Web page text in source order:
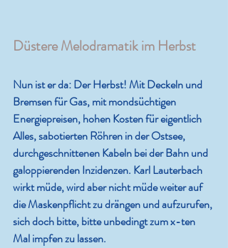
Düstere Melodramatik im Herbst
Nun ist er da: Der Herbst! Mit Deckeln und
Bremsen für Gas, mit mondsüchtigen
Energiepreisen, hohen Kosten für eigentlich
Alles, sabotierten Röhren in der Ostsee,
durchgeschnittenen Kabeln bei der Bahn und
galoppierenden Inzidenzen. Karl Lauterbach
wirkt müde, wird aber nicht müde weiter auf
die Maskenpflicht zu drängen und aufzurufen,
sich doch bitte, bitte unbedingt zum x-ten
Mal impfen zu lassen.